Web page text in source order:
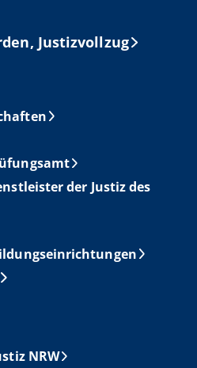
Justizvollzug
der Justiz des
NRW